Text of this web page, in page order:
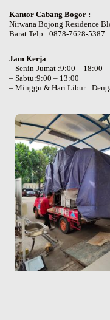
Kantor Cabang Bogor :
Nirwana Bojong Residence
Barat Telp : 0878-7628-5387
Jam Kerja
– Senin-Jumat :9:00 – 18:00
– Sabtu:9:00 – 13:00
– Minggu & Hari Libur :